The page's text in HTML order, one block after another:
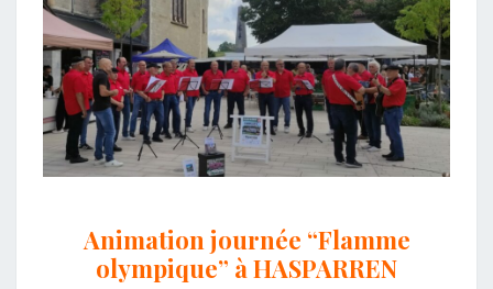
Animation journée “Flamme
olympique” à HASPARREN